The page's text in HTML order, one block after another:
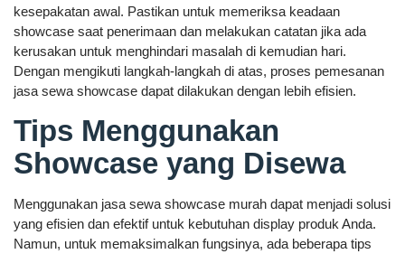
kesepakatan awal. Pastikan untuk memeriksa keadaan
showcase saat penerimaan dan melakukan catatan jika ada
kerusakan untuk menghindari masalah di kemudian hari.
Dengan mengikuti langkah-langkah di atas, proses pemesanan
jasa sewa showcase dapat dilakukan dengan lebih efisien.
Tips Menggunakan
Showcase yang Disewa
Menggunakan jasa sewa showcase murah dapat menjadi solusi
yang efisien dan efektif untuk kebutuhan display produk Anda.
Namun, untuk memaksimalkan fungsinya, ada beberapa tips